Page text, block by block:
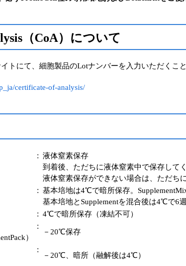
（CoA）について
トにて、細胞製品のLotナンバーを入力いただくこ
certificate-of-analysis/
： 液体窒素保存
到着後、ただちに液体窒素中で保存して
液体窒素保存ができない場合は、ただち
： 基本培地は4℃で暗所保存。
基本培地とSupplementを混合後は4℃で6
： 4℃で暗所保存（凍結不可）
）
：
－20℃保存
：
－20℃、暗所（融解後は4℃）